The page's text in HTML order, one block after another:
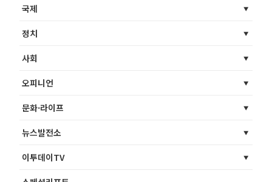
국제
정치
사회
오피니언
문화·라이프
뉴스발전소
이투데이TV